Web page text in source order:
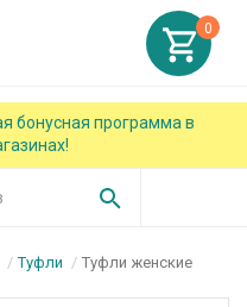
бонусная программа в
0
Туфли Туфли женские